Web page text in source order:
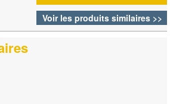
Voir les produits similaires >>